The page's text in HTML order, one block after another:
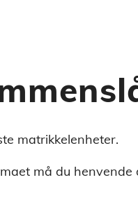
matrikkelenheter.
må du henvende